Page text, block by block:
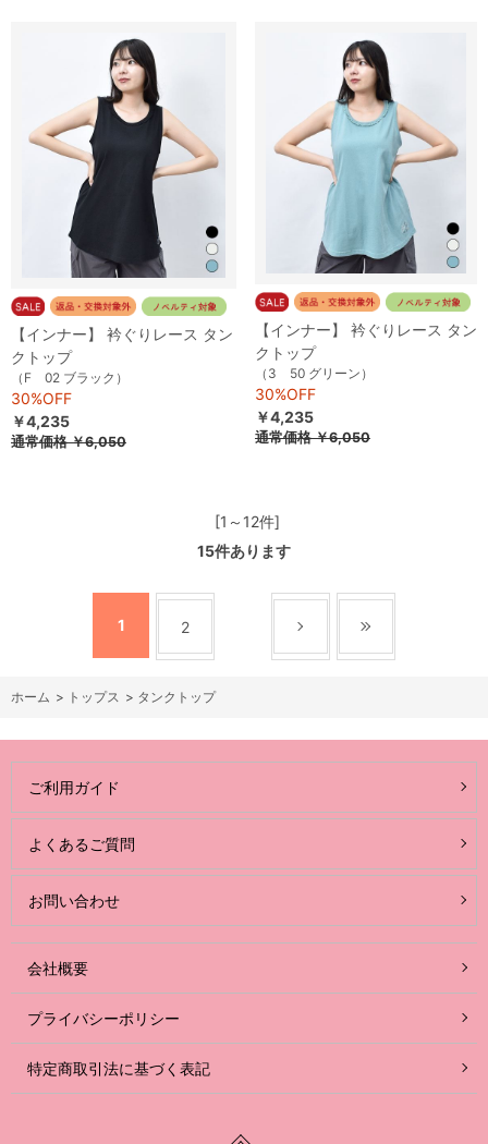
【インナー】 衿ぐりレース タン
クトップ
（F 02 ブラック）
30%OFF
￥4,235
通常価格￥6,050
【インナー】 衿ぐりレース タン
クトップ
（3 50 グリーン）
30%OFF
￥4,235
通常価格￥6,050
[1～12件]
15件あります
1 2
ホーム > トップス > タンクトップ
ご利用ガイド
よくあるご質問
お問い合わせ
会社概要
プライバシーポリシー
特定商取引法に基づく表記